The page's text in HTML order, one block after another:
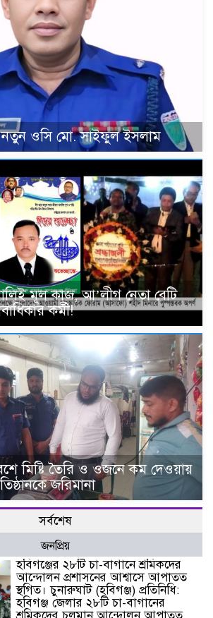
নতুন ওসি মো. সাইফুল ইসলাম
মূল কাজ, আ’লীগ নেতা বেটি
কর্মী!
মিষ্টি তৈরি ও ওজনে কম দেওয়ায়
জরিমানা
সর্বশেষ
জনপ্রিয়
হবিগঞ্জের ২৮টি চা-বাগানে শ্রমিকদের
আন্দোলন প্রশাসনের আশ্বাসে আপাতত
স্থগিত। চুনারুঘাট (হবিগঞ্জ) প্রতিনিধি:
হবিগঞ্জ জেলার ২৮টি চা-বাগানের